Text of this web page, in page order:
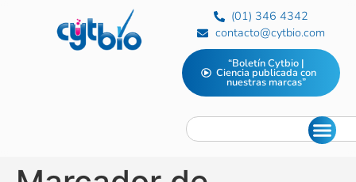
(01) 346 4342
contacto@cytbio.com
“Boletín Cytbio |
Ciencia publicada con
nuestras marcas”